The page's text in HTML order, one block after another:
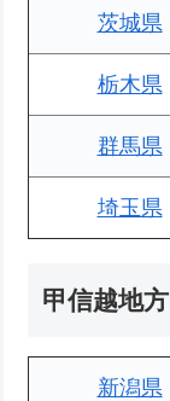
茨城県
栃木県
群馬県
埼玉県
甲信越地方
新潟県